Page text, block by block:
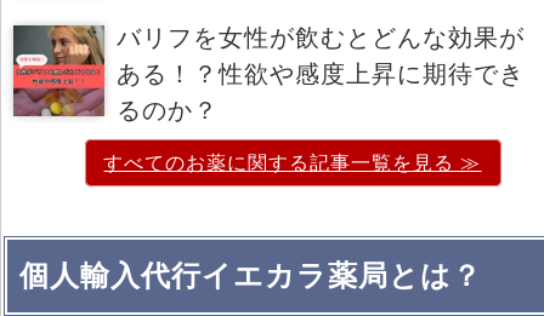
バリフを女性が飲むとどんな効果が
ある！？性欲や感度上昇に期待でき
るのか？
すべてのお薬に関する記事一覧を見る ≫
個人輸入代行イエカラ薬局とは？